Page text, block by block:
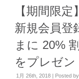
【期間限
新規会員登
まに 20%
をプレゼン
1月 26th, 2018 | Posted by